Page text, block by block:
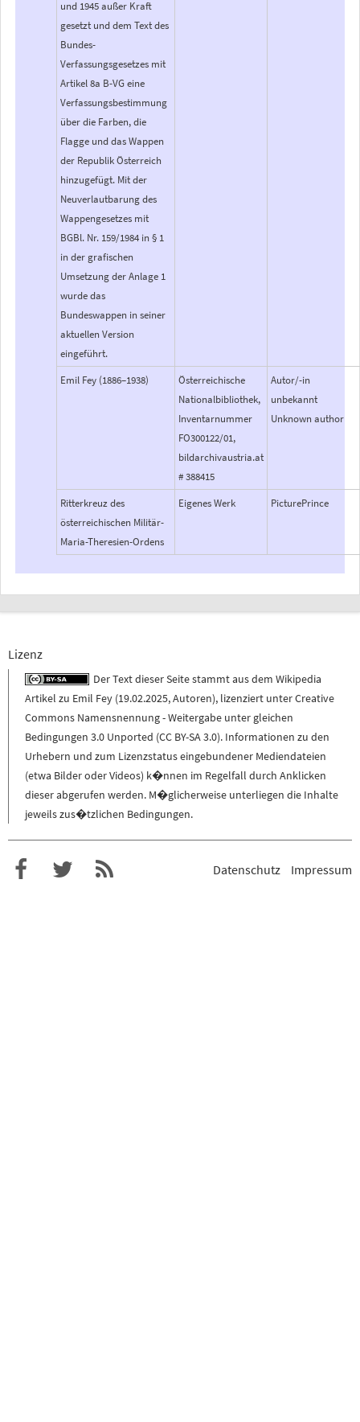
und 1945 außer Kraft
gesetzt und dem Text des
Bundes-
Verfassungsgesetzes mit
Artikel 8a B-VG eine
Verfassungsbestimmung
über die Farben, die
Flagge und das Wappen
der Republik Österreich
hinzugefügt. Mit der
Neuverlautbarung des
Wappengesetzes mit
BGBl. Nr. 159/1984 in § 1
in der grafischen
Umsetzung der Anlage 1
wurde das
Bundeswappen in seiner
aktuellen Version
eingeführt.
Emil Fey (1886–1938)
Österreichische
Nationalbibliothek,
Inventarnummer
FO300122/01,
bildarchivaustria.at
# 388415
Autor/-in
unbekannt
Unknown author
Ritterkreuz des
österreichischen Militär-
Maria-Theresien-Ordens
Eigenes Werk PicturePrince
Lizenz
Der Text dieser Seite stammt aus dem Wikipedia
Artikel zu Emil Fey (19.02.2025,Autoren), lizenziert unterCreative
Commons Namensnennung - Weitergabe unter gleichen
Bedingungen 3.0 Unported (CC BY-SA 3.0). Informationen zu den
Urhebern und zum Lizenzstatus eingebundener Mediendateien
(etwa Bilder oder Videos) k�nnen im Regelfall durch Anklicken
dieser abgerufen werden. M�glicherweise unterliegen die Inhalte
jeweils zus�tzlichen Bedingungen.
Datenschutz Impressum